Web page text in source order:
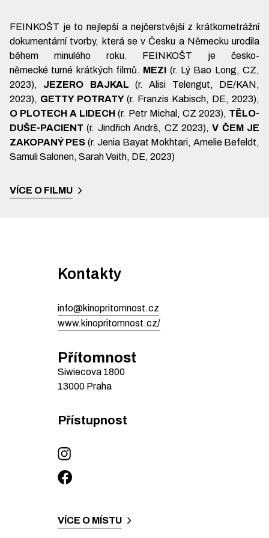
FEINKOŠT je to nejlepší a nejčerstvější z krátkometrážní
dokumentární tvorby, která se v Česku a Německu urodila
během minulého roku. FEINKOŠT je česko-
německé turné krátkých filmů. MEZI (r. Lý Bao Long, CZ,
2023), JEZERO BAJKAL (r. Alisi Telengut, DE/KAN,
2023), GETTY POTRATY (r. Franzis Kabisch, DE, 2023),
O PLOTECH A LIDECH(r. Petr Michal, CZ 2023), TĚLO-
DUŠE-PACIENT (r. Jindřich Andrš, CZ 2023),V ČEM JE
ZAKOPANÝ PES (r. Jenia Bayat Mokhtari, Amelie Befeldt,
Samuli Salonen, Sarah Veith, DE, 2023)
VÍCE O FILMU
Kontakty
info@kinopritomnost.cz
www.kinopritomnost.cz/
Přítomnost
Siwiecova 1800
13000 Praha
Přístupnost
VÍCE O MÍSTU